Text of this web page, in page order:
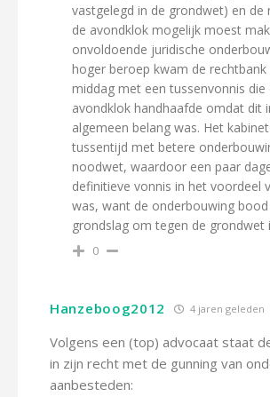
vastgelegd in de grondwet) en de
de avondklok mogelijk moest
onvoldoende juridische
hoger beroep kwam de rechtbank
middag met een tussenvonnis die
avondklok handhaafde omdat dit
algemeen belang was. Het
tussentijd met betere
noodwet, waardoor een paar
definitieve vonnis in het voordeel
was, want de onderbouwing
grondslag om tegen de grondwet
0
Hanzeboog2012 4 jaren geleden
Volgens een (top) advocaat staat
in zijn recht met de gunning van
aanbesteden: